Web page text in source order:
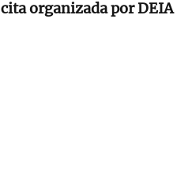
cita organizada por DEIA